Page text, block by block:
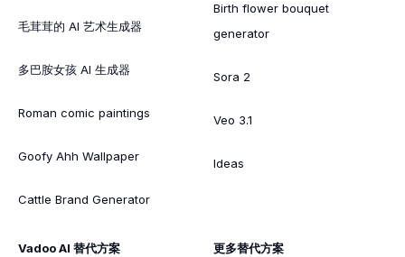
毛茸茸的 AI 艺术生成器
多巴胺女孩 AI 生成器
Roman comic paintings
Goofy Ahh Wallpaper
Cattle Brand Generator
Birth flower bouquet
generator
Sora 2
Veo 3.1
Ideas
Vadoo AI 替代方案 更多替代方案